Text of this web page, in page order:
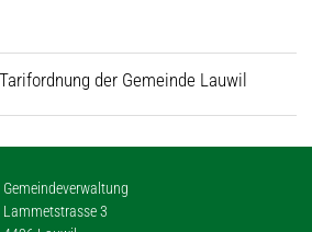
der Gemeinde Lauwil
Gemeindeverwaltung
Lammetstrasse 3